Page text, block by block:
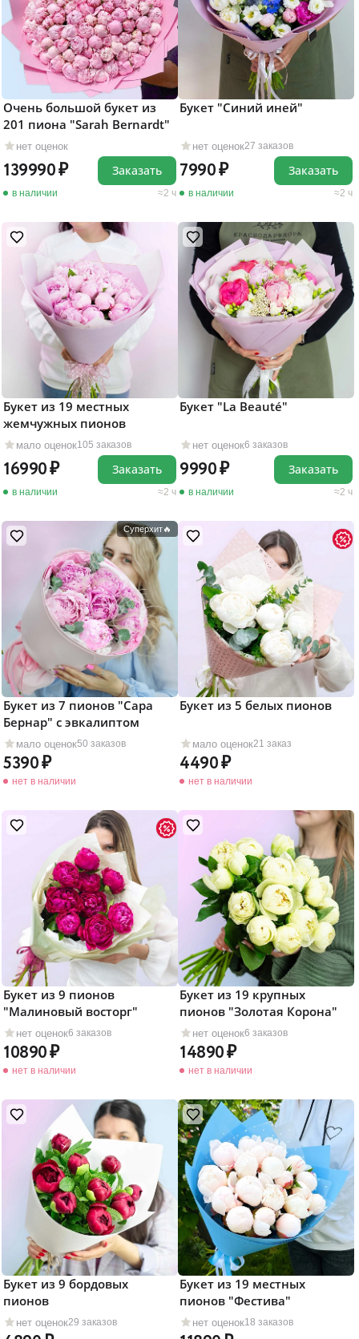
нет оценок
Очень большой букет из
201 пиона "Sarah Bernardt"
139990
в наличии 2 ч
Заказать
нет оценок27 заказов
Букет "Синий иней"
7990
в наличии 2 ч
Заказать
мало оценок105 заказов
Букет из 19 местных
жемчужных пионов
16990
в наличии 2 ч
Заказать
нет оценок6 заказов
Букет "La Beauté"
9990
в наличии 2 ч
Заказать
Суперхит🔥
мало оценок50 заказов
Букет из 7 пионов "Сара
Бернар" с эвкалиптом
5390
нет в наличии
мало оценок21 заказ
Букет из 5 белых пионов
4490
нет в наличии
нет оценок6 заказов
Букет из 9 пионов
"Малиновый восторг"
10890
нет в наличии
нет оценок6 заказов
Букет из 19 крупных
пионов "Золотая Корона"
14890
нет в наличии
нет оценок29 заказов
Букет из 9 бордовых
пионов
нет оценок18 заказов
Букет из 19 местных
пионов "Фестива"